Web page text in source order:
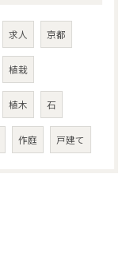
求人 京都
植栽
植木 石
作庭 戸建て